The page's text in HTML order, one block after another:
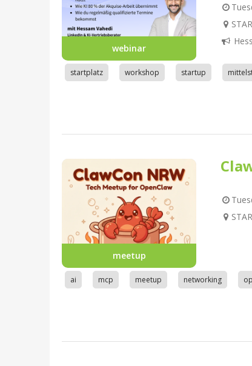
webinar
startplatz workshop startup
meetup
ai mcp meetup networking